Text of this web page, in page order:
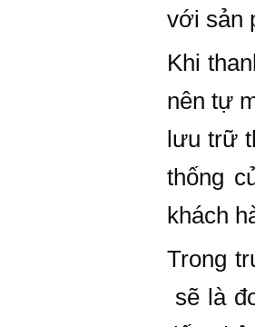
với sản
Khi
nên tự
lưu trữ
thống
khách
Trong
sẽ là